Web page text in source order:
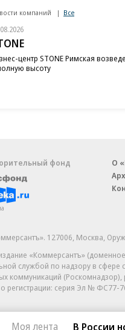
компаний Все
центр STONE Римская
высоту
Моя лента В России
фонд
О
127006, Москва,
«Коммерсантъ»
службой по надзору в сфере
коммуникаций (Роскомнадзор),
регистрации: серия Эл № ФС77-